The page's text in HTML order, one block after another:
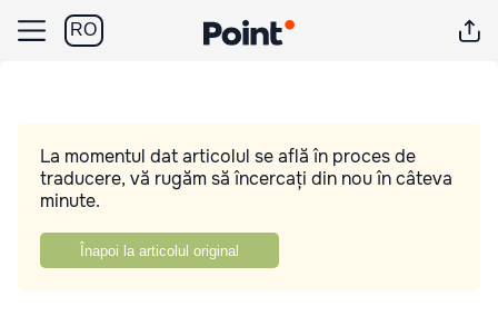
RO
La momentul dat articolul se află în proces de
traducere, vă rugăm să încercați din nou în câteva
minute.
Înapoi la articolul original